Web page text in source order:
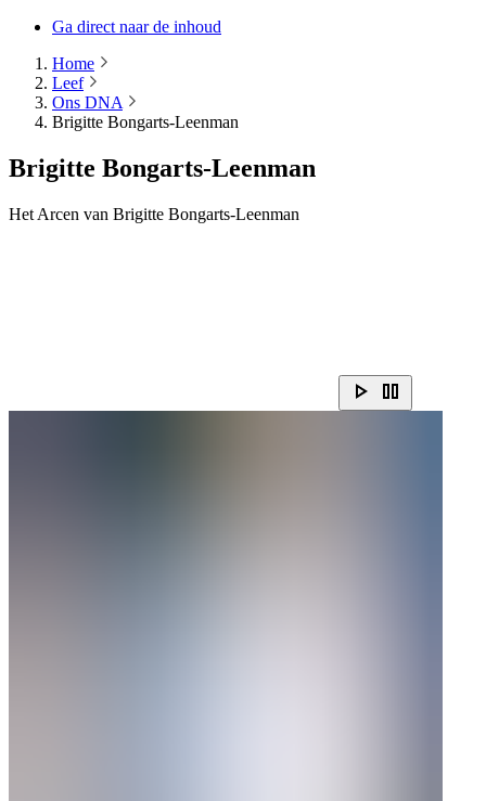
Ga direct naar de inhoud
Home
Leef
Ons DNA
Brigitte Bongarts-Leenman
Brigitte Bongarts-Leenman
Het Arcen van Brigitte Bongarts-Leenman